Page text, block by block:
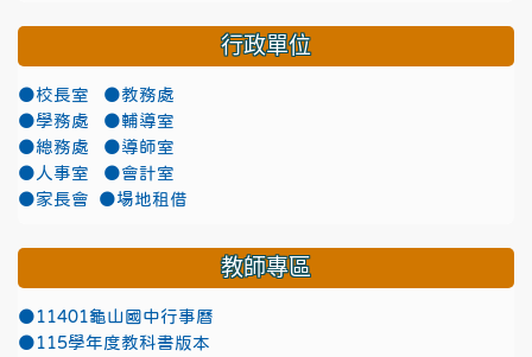
行政單位
●校長室
●教務處
●學務處
●輔導室
●總務處
●導師室
●人事室
●會計室
●家長會
●場地租借
教師專區
●11401龜山國中行事曆
●115學年度教科書版本